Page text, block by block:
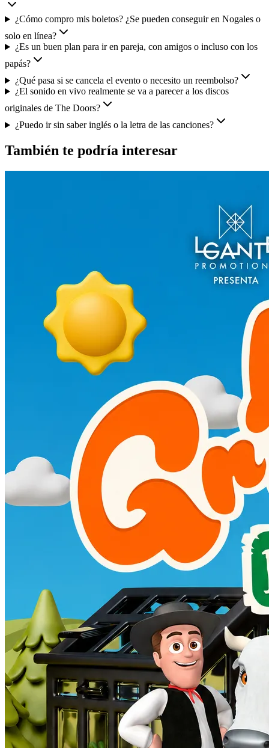
¿Cómo compro mis boletos? ¿Se pueden conseguir en Nogales o
solo en línea?
¿Es un buen plan para ir en pareja, con amigos o incluso con los
papás?
¿Qué pasa si se cancela el evento o necesito un reembolso?
¿El sonido en vivo realmente se va a parecer a los discos
originales de The Doors?
¿Puedo ir sin saber inglés o la letra de las canciones?
También te podría interesar